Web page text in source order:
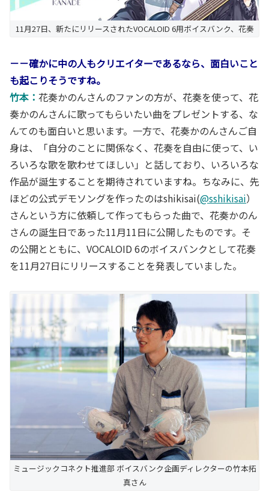
11月27日、新たにリリースされたVOCALOID 6用ボイスバンク、花奏
－－確かに中の人もクリエイターであるなら、面白いこと
も起こりそうですね。
竹本： 花奏かのんさんのファンの方が、花奏を使って、花
奏かのんさんに歌ってもらいたい曲をプレゼントする、な
んてのも面白いと思います。一方で、花奏かのんさんご自
身は、「自分のことに関係なく、花奏を自由に使って、い
ろいろな歌を歌わせてほしい」と話しており、いろいろな
作品が誕生することを期待されていますね。ちなみに、先
ほどの公式デモソングを作ったのはshikisai(@sshikisai）
さんという方に依頼して作ってもらった曲で、花奏かのん
さんの誕生日であった11月11日に公開したものです。そ
の公開とともに、VOCALOID 6のボイスバンクとして花奏
を11月27日にリリースすることを発表していました。
ミュージックコネクト推進部 ボイスバンク企画ディレクターの竹本拓
真さん